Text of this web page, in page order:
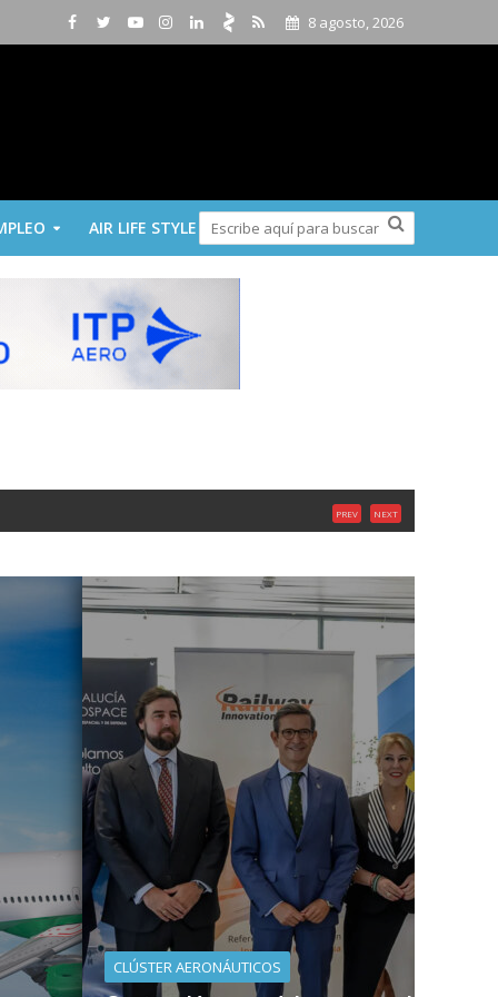
8 agosto, 2026
AIR LIFE STYLE
PREV NEXT
CLÚSTER AERONÁUTICOS